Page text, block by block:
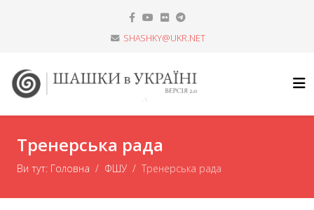
SHASHKY@UKR.NET
Тренерська рада
Ви тут: Головна ФШУ Тренерська рада